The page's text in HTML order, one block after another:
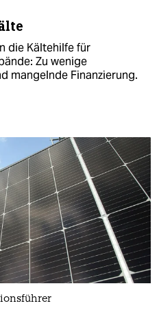
die Kältehilfe für
Zu wenige
mangelnde Finanzierung.